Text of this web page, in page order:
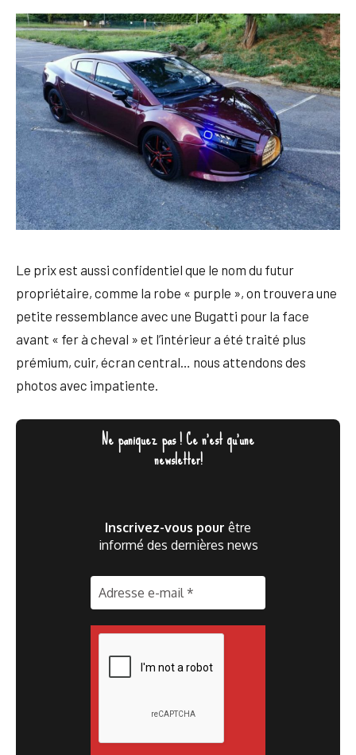
Le prix est aussi confidentiel que le nom du futur
propriétaire, comme la robe « purple », on trouvera une
petite ressemblance avec une Bugatti pour la face
avant « fer à cheval » et l’intérieur a été traité plus
prémium, cuir, écran central… nous attendons des
photos avec impatiente.
Ne paniquez pas ! Ce n'est qu'une
newsletter!
Inscrivez-vous pour être
informé des dernières news